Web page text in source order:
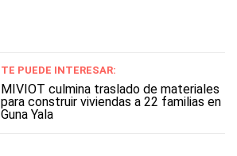
TE PUEDE INTERESAR:
MIVIOT culmina traslado de materiales
para construir viviendas a 22 familias en
Guna Yala